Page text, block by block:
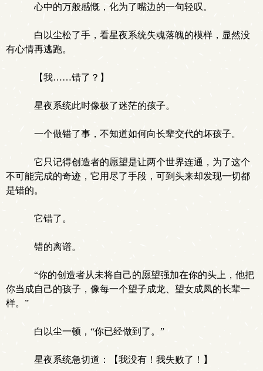
心中的万般感慨，化为了嘴边的一句轻叹。
白以尘松了手，看星夜系统失魂落魄的模样，显然没
有心情再逃跑。
【我……错了？】
星夜系统此时像极了迷茫的孩子。
一个做错了事，不知道如何向长辈交代的坏孩子。
它只记得创造者的愿望是让两个世界连通，为了这个
不可能完成的奇迹，它用尽了手段，可到头来却发现一切都
是错的。
它错了。
错的离谱。
“你的创造者从未将自己的愿望强加在你的头上，他把
你当成自己的孩子，像每一个望子成龙、望女成凤的长辈一
样。”
白以尘一顿，“你已经做到了。”
星夜系统急切道：【我没有！我失败了！】